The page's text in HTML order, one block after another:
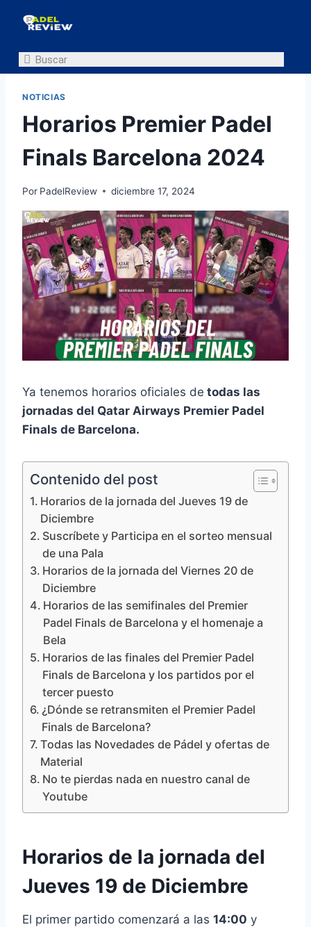
NOTICIAS
Horarios Premier Padel
Finals Barcelona 2024
Por PadelReview diciembre 17, 2024
Ya tenemos horarios oficiales de todas las
jornadas del Qatar Airways Premier Padel
Finals de Barcelona.
Contenido del post
Horarios de la jornada del Jueves 19 de
Diciembre
Suscríbete y Participa en el sorteo mensual
de una Pala
Horarios de la jornada del Viernes 20 de
Diciembre
Horarios de las semifinales del Premier
Padel Finals de Barcelona y el homenaje a
Bela
Horarios de las finales del Premier Padel
Finals de Barcelona y los partidos por el
tercer puesto
¿Dónde se retransmiten el Premier Padel
Finals de Barcelona?
Todas las Novedades de Pádel y ofertas de
Material
No te pierdas nada en nuestro canal de
Youtube
Horarios de la jornada del
Jueves 19 de Diciembre
El primer partido comenzará a las 14:00 y